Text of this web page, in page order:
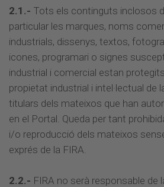
2.1.- Tots els continguts inclosos
particular les marques, noms
industrials, dissenys, textos,
icones, programari o signes
industrial i comercial estan
propietat industrial i intel·lectual de
titulars dels mateixos que han
en el Portal. Queda per tant
i/o reproducció dels mateixos
exprés de la FIRA.
2.2.- FIRA no serà responsable de